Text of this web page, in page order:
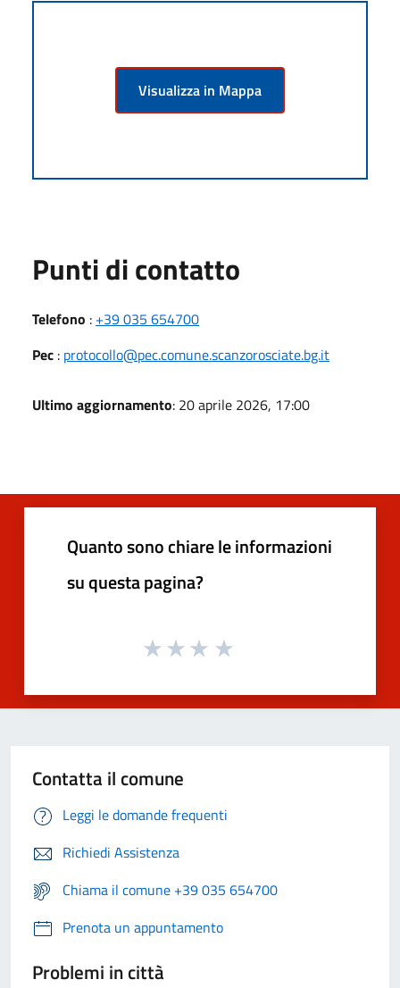
Visualizza in Mappa
Punti di contatto
Telefono : +39 035 654700
Pec : protocollo@pec.comune.scanzorosciate.bg.it
Ultimo aggiornamento: 20 aprile 2026, 17:00
Quanto sono chiare le informazioni
su questa pagina?
Contatta il comune
Leggi le domande frequenti
Richiedi Assistenza
Chiama il comune +39 035 654700
Prenota un appuntamento
Problemi in città